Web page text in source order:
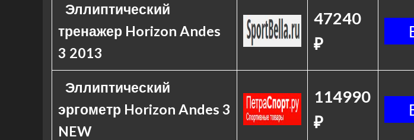
Эллиптический
тренажер Horizon Andes
3 2013
47240
₽
Эллиптический
эргометр Horizon Andes 3
NEW
114990
₽